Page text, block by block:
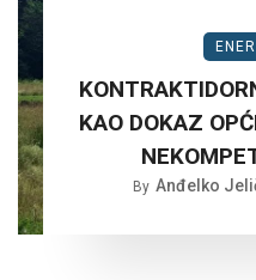
KAO DOKAZ
By Anđelko